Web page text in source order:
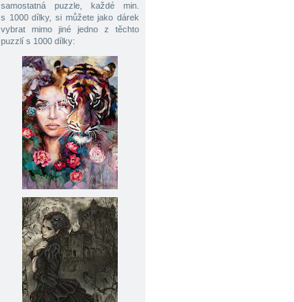
samostatná puzzle, každé min.
s 1000 dílky, si můžete jako dárek
vybrat mimo jiné jedno z těchto
puzzlí s 1000 dílky: